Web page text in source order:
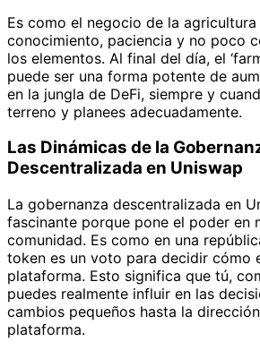
Es como el negocio de la
conocimiento, paciencia y no poco
los elementos. Al final del día, el
puede ser una forma potente de
en la jungla de DeFi, siempre y
terreno y planees adecuadamente.
Las Dinámicas de la
Descentralizada en Uniswap
La gobernanza descentralizada en
fascinante porque pone el poder en
comunidad. Es como en una
token es un voto para decidir cómo
plataforma. Esto significa que tú,
puedes realmente influir en las
cambios pequeños hasta la
plataforma.